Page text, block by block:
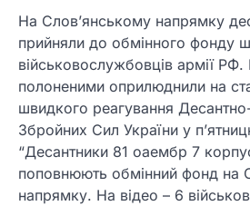
На Слов’янському напрямку
прийняли до обмінного фонду
військовослужбовців армії РФ.
полоненими оприлюднили на
швидкого реагування
Збройних Сил України у
“Десантники 81 оаембр 7
поповнюють обмінний фонд на
напрямку. На відео – 6